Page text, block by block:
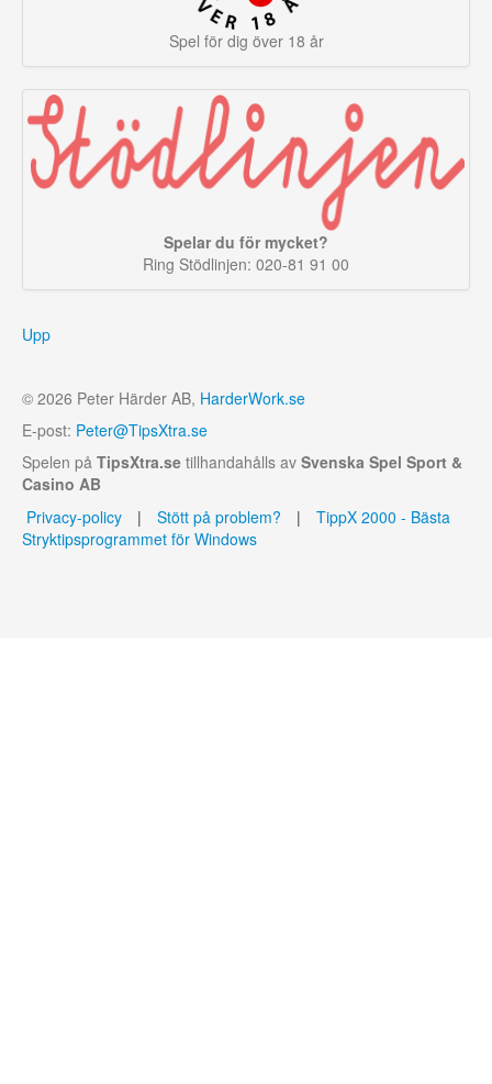
Spel för dig över 18 år
Spelar du för mycket?
Ring Stödlinjen: 020-81 91 00
Upp
© 2026 Peter Härder AB, HarderWork.se
E-post: Peter@TipsXtra.se
Spelen på TipsXtra.se tillhandahålls av Svenska Spel Sport &
Casino AB
Privacy-policy
| Stött på problem? |
TippX 2000 - Bästa
Stryktipsprogrammet för Windows